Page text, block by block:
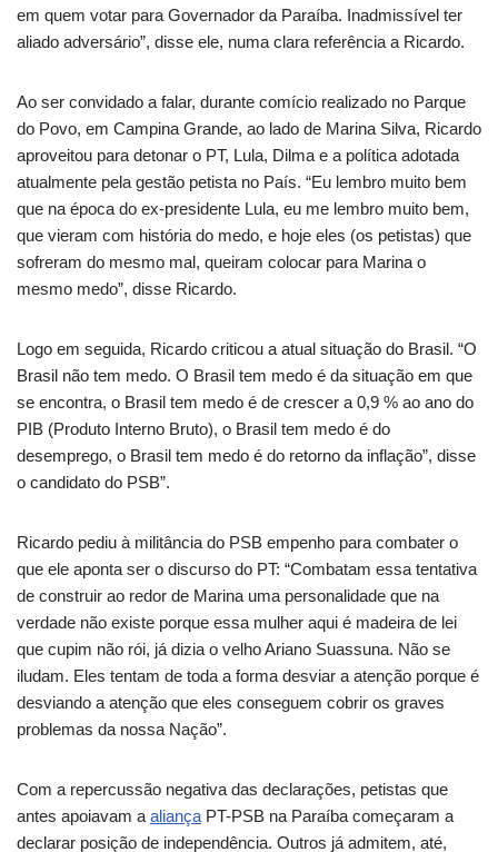
em quem votar para Governador da Paraíba. Inadmissível ter
aliado adversário”, disse ele, numa clara referência a Ricardo.
Ao ser convidado a falar, durante comício realizado no Parque
do Povo, em Campina Grande, ao lado de Marina Silva, Ricardo
aproveitou para detonar o PT, Lula, Dilma e a política adotada
atualmente pela gestão petista no País. “Eu lembro muito bem
que na época do ex-presidente Lula, eu me lembro muito bem,
que vieram com história do medo, e hoje eles (os petistas) que
sofreram do mesmo mal, queiram colocar para Marina o
mesmo medo”, disse Ricardo.
Logo em seguida, Ricardo criticou a atual situação do Brasil. “O
Brasil não tem medo. O Brasil tem medo é da situação em que
se encontra, o Brasil tem medo é de crescer a 0,9 % ao ano do
PIB (Produto Interno Bruto), o Brasil tem medo é do
desemprego, o Brasil tem medo é do retorno da inflação”, disse
o candidato do PSB”.
Ricardo pediu à militância do PSB empenho para combater o
que ele aponta ser o discurso do PT: “Combatam essa tentativa
de construir ao redor de Marina uma personalidade que na
verdade não existe porque essa mulher aqui é madeira de lei
que cupim não rói, já dizia o velho Ariano Suassuna. Não se
iludam. Eles tentam de toda a forma desviar a atenção porque é
desviando a atenção que eles conseguem cobrir os graves
problemas da nossa Nação”.
Com a repercussão negativa das declarações, petistas que
antes apoiavam a aliança PT-PSB na Paraíba começaram a
declarar posição de independência. Outros já admitem, até,